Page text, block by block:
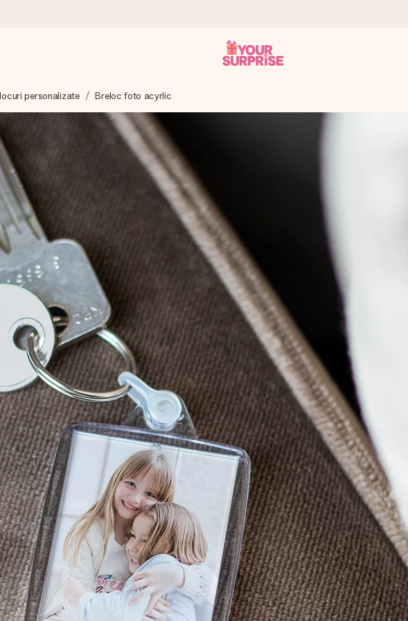
spre tine - pentru ca tu să îl poți dărui exact când trebuie, atunci când contează cel
4,8 pe Google Reviews.
numele ei, fotografia ta sau un mesaj din suflet. Fără bătăi de cap, doar bucură-te de
personalizate Breloc foto acyrlic